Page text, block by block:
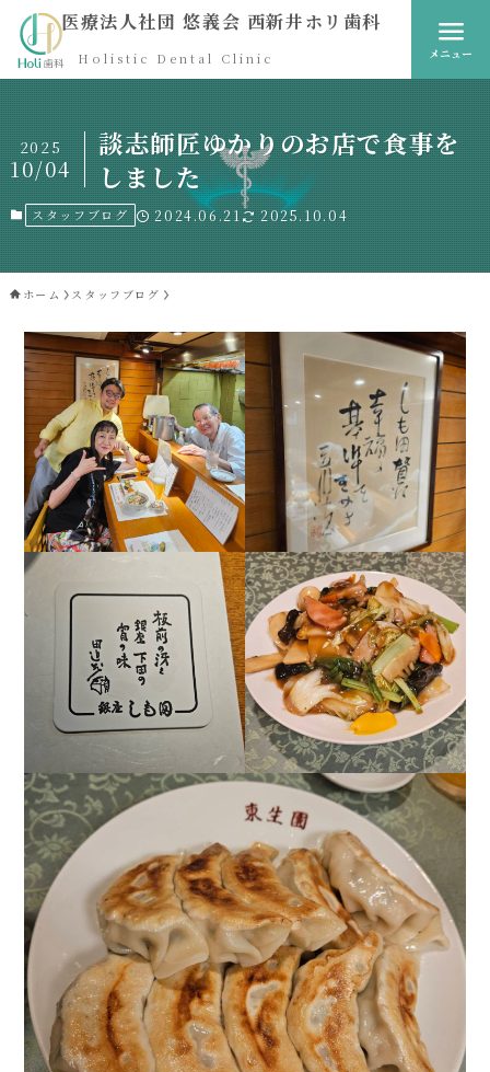
医療法人社団 悠義会 西新井ホリ歯科
Holistic Dental Clinic メニュー
談志師匠ゆかりのお店で食事を
しました
2025
10/04
スタッフブログ 2024.06.21 2025.10.04
ホーム スタッフブログ